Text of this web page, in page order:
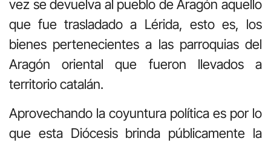
vez se devuelva al pueblo de Aragón aquello
que fue trasladado a Lérida, esto es, los
bienes pertenecientes a las parroquias del
Aragón oriental que fueron llevados a
territorio catalán.
Aprovechando la coyuntura política es por lo
que esta Diócesis brinda públicamente la